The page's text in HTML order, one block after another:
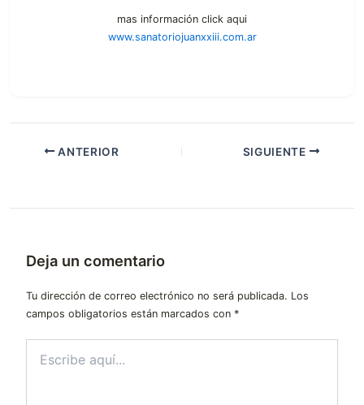
mas información click aqui
www.sanatoriojuanxxiii.com.ar
ANTERIOR SIGUIENTE
Deja un comentario
Tu dirección de correo electrónico no será publicada. Los
campos obligatorios están marcados con *
aquí...